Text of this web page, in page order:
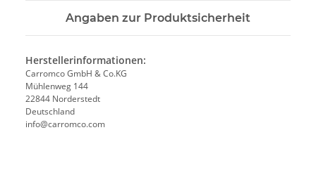
Angaben zur Produktsicherheit
Herstellerinformationen:
Carromco GmbH & Co.KG
Mühlenweg 144
22844 Norderstedt
Deutschland
info@carromco.com